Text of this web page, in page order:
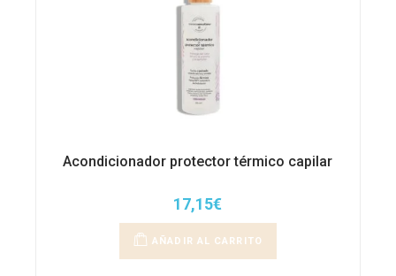
Acondicionador protector térmico capilar
17,15€
AÑADIR AL CARRITO